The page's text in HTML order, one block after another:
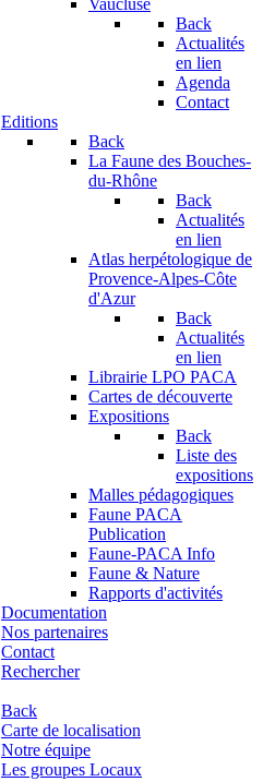
Vaucluse
Back
Actualités
en lien
Agenda
Contact
Editions
Back
La Faune des Bouches-
du-Rhône
Back
Actualités
en lien
Atlas herpétologique de
Provence-Alpes-Côte
d'Azur
Back
Actualités
en lien
Librairie LPO PACA
Cartes de découverte
Expositions
Back
Liste des
expositions
Malles pédagogiques
Faune PACA
Publication
Faune-PACA Info
Faune & Nature
Rapports d'activités
Documentation
Nos partenaires
Contact
Rechercher
Back
Carte de localisation
Notre équipe
Les groupes Locaux